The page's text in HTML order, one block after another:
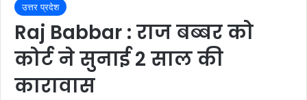
उत्तर प्रदेश
Raj Babbar : राज बब्बर को
कोर्ट ने सुनाई 2 साल की
कारावास